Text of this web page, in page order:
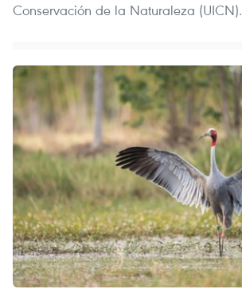
Conservación de la Naturaleza (UICN).